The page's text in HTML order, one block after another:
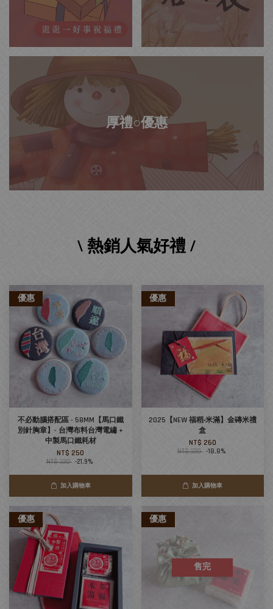
厚禮○優惠
\ 熱銷人氣好禮 /
優惠
不必動腦搭配區 - 58MM【馬口鐵
別針胸章】- 台灣布料台灣電繡 +
中製馬口鐵耗材
NT$ 250
NT$ 320 -21.9%
加入購物車
優惠
2025【NEW 福稻‧米滿】金磚米禮
盒
NT$ 260
NT$ 320 -18.8%
加入購物車
優惠 優惠
售完